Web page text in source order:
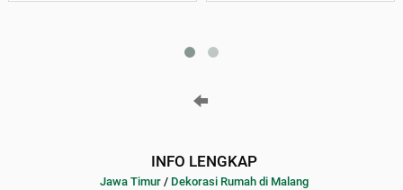
INFO LENGKAP
Jawa Timur / Dekorasi Rumah di Malang